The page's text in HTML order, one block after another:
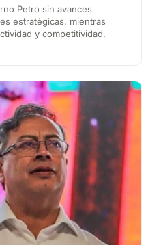
Petro sin avances
estratégicas, mientras
y competitividad.